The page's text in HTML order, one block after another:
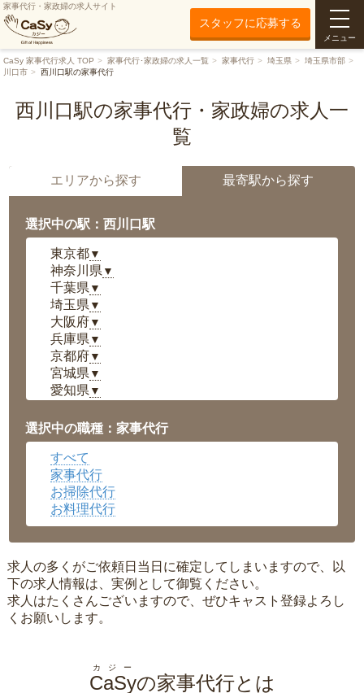
家事代行・家政婦の求人サイト
スタッフに応募する
メニュー
CaSy 家事代行求人 TOP 家事代行･家政婦の求人一覧 家事代行 埼玉県
埼玉県市部
川口市
西川口駅の家事代行
西川口駅の家事代行・家政婦の求人一
覧
エリアから探す 最寄駅から探す
選択中の駅：西川口駅
東京都▼
神奈川県 ▼
千葉県 ▼
埼玉県 ▼
大阪府▼
兵庫県 ▼
京都府▼
宮城県 ▼
愛知県 ▼
岡山県▼
広島県▼
沖縄県
選択中の職種：家事代行
すべて
家事代行
お掃除代行
お料理代行
求人の多くがご依頼日当日に確定してしまいますので、以
下の求人情報は、実例として御覧ください。
求人はたくさんございますので、ぜひキャスト登録よろし
くお願いします。
CaSy
カジー
の家事代行とは